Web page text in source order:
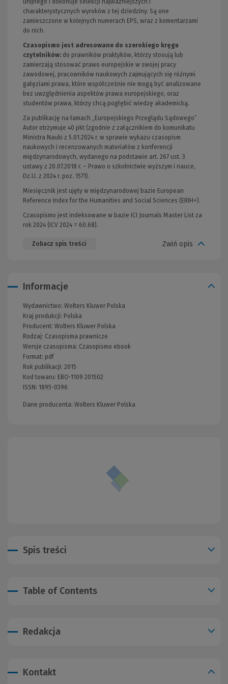
unijnego i dokonuje selekcji najważniejszych i
charakterystycznych wyroków z tej dziedziny. Są one
zamieszczone w kolejnych numerach EPS, wraz z komentarzami
do nich.
Czasopismo jest adresowane do szerokiego kręgu
czytelników: do prawników praktyków, którzy stosują lub
zamierzają stosować prawo europejskie w swojej pracy
zawodowej, pracowników naukowych zajmujących się różnymi
gałęziami prawa, które współcześnie nie mogą być analizowane
bez uwzględnienia aspektów prawa europejskiego, oraz
studentów prawa, którzy chcą pogłębić wiedzę akademicką.
Za publikację na łamach „Europejskiego Przeglądu Sądowego”
Autor otrzymuje 40 pkt (zgodnie z załącznikiem do komunikatu
Ministra Nauki z 5.01.2024 r. w sprawie wykazu czasopism
naukowych i recenzowanych materiałów z konferencji
międzynarodowych, wydanego na podstawie art. 267 ust. 3
ustawy z 20.07.2018 r. – Prawo o szkolnictwie wyższym i nauce,
Dz.U. z 2024 r. poz. 1571).
Miesięcznik jest ujęty w międzynarodowej bazie European
Reference Index for the Humanities and Social Sciences (ERIH+).
Czasopismo jest indeksowane w bazie ICI Journals Master List za
rok 2024 (ICV 2024 = 60.68).
Zobacz spis treści Zwiń opis
Informacje
Wydawnictwo: Wolters Kluwer Polska
Kraj produkcji: Polska
Producent: Wolters Kluwer Polska
Rodzaj: Czasopisma prawnicze
Wersje czasopisma: Czasopismo ebook
Format: pdf
Rok publikacji: 2015
Kod towaru: EBO-1109 201502
ISSN: 1895-0396
Dane producenta: Wolters Kluwer Polska
Spis treści
Table of Contents
Redakcja
Kontakt